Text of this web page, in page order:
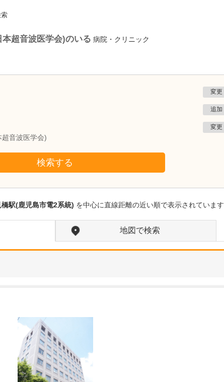
超音波医学会)のいる 病院・クリニック
変更
追加
音波医学会)
変更
検索する
橋駅(鹿児島市電2系統) を中心に直線距離の近い順で表示されています
地図で検索
あいろ歯科医院
小濱 文色院長取材記事
中学生のときに出会った
女性の歯科医師に憧れた
ことです。幼い頃は「歯